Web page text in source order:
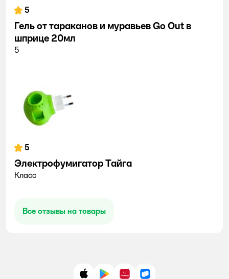
5
Гель от тараканов и муравьев Go Out в
шприце 20мл
5
5
Электрофумигатор Тайга
Класс
Все отзывы на товары